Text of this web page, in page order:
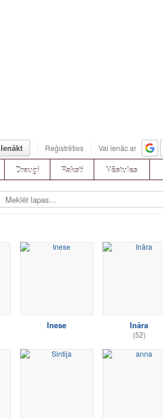
Ienākt Reģistrēties Vai ienāc ar
Draugi Raksti Vēstules
Inese Ināra
(52)